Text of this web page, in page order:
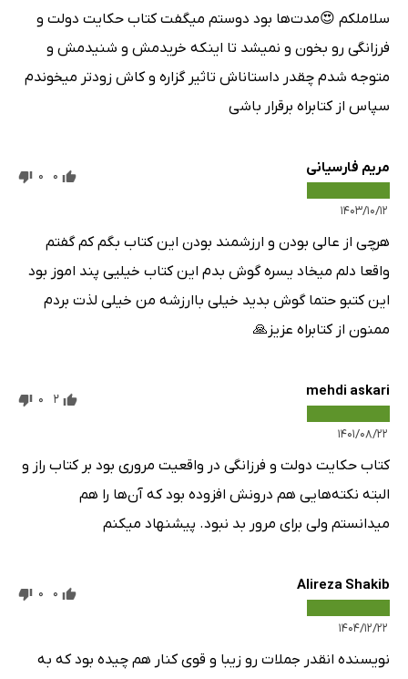
سلاملکم 😍مدت‌ها بود دوستم میگفت کتاب حکایت دولت و
فرزانگی رو بخون و نمیشد تا اینکه خریدمش و شنیدمش و
متوجه شدم چقدر داستاناش تاثیر گزاره و کاش زودتر میخوندم
سپاس از کتابراه برقرار باشی
مریم فارسیانی
۱۴۰۳/۱۰/۱۲
0
0
هرچی از عالی بودن و ارزشمند بودن این کتاب بگم کم گفتم
واقعا دلم میخاد یسره گوش بدم این کتاب خیلیی پند اموز بود
این کتبو حتما گوش بدید خیلی باارزشه من خیلی لذت بردم
ممنون از کتابراه عزیز🙏
mehdi askari
۱۴۰۱/۰۸/۲۲
2
0
کتاب حکایت دولت و فرزانگی در ‌واقعیت مروری بود بر کتاب راز و
البته نکته‌هایی هم درونش افزوده بود که آن‌ها را هم
میدانستم ولی برای مرور بد نبود. پیشنهاد میکنم
Alireza Shakib
۱۴۰۴/۱۲/۲۲
0
0
نویسنده انقدر جملات رو زیبا و قوی کنار هم چیده بود که به